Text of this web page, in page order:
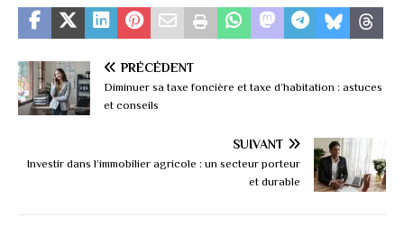
PRÉCÉDENT
Diminuer sa taxe foncière et taxe d’habitation : astuces
et conseils
SUIVANT
Investir dans l’immobilier agricole : un secteur porteur
et durable